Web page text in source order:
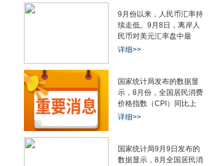
2025年我国服务业转型
9月份以来，人民币汇率持
续走低。9月8日，离岸人
民币对美元汇率盘中最
详细>>
国家统计局发布的数据显
示，8月份，全国居民消费
价格指数（CPI）同比上
详细>>
国家统计局9月9日发布的
数据显示，8月全国居民消